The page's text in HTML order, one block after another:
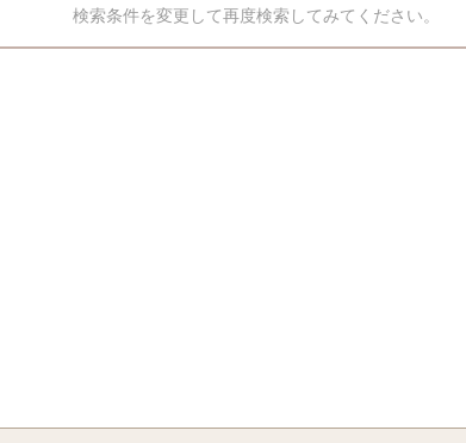
検索条件を変更して再度検索してみてください。